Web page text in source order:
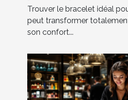
Trouver le bracelet idéal
peut transformer
son confort...